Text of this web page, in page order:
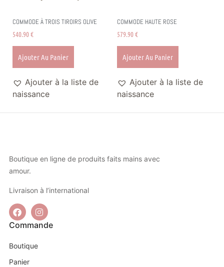
COMMODE À TROIS TIROIRS OLIVE
540.90€
Ajouter Au Panier
Ajouter à la liste de
naissance
COMMODE HAUTE ROSE
579.90€
Ajouter Au Panier
Ajouter à la liste de
naissance
Boutique en ligne de produits faits mains avec
amour.
Livraison à l’international
Commande
Boutique
Panier